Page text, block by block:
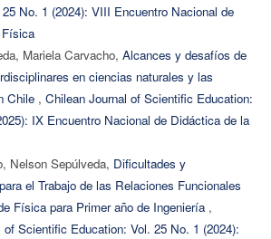
No. 1 (2024): VIII Encuentro Nacional de
Mariela Carvacho, Alcances y desafíos de
en ciencias naturales y las
Chile , Chilean Journal of Scientific Education:
IX Encuentro Nacional de Didáctica de la
Nelson Sepúlveda, Dificultades y
el Trabajo de las Relaciones Funcionales
Física para Primer año de Ingeniería ,
of Scientific Education: Vol. 25 No. 1 (2024):